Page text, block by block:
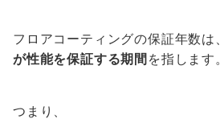
フロアコーティングの保証年数は、
が性能を保証する期間 を指します。
つまり、